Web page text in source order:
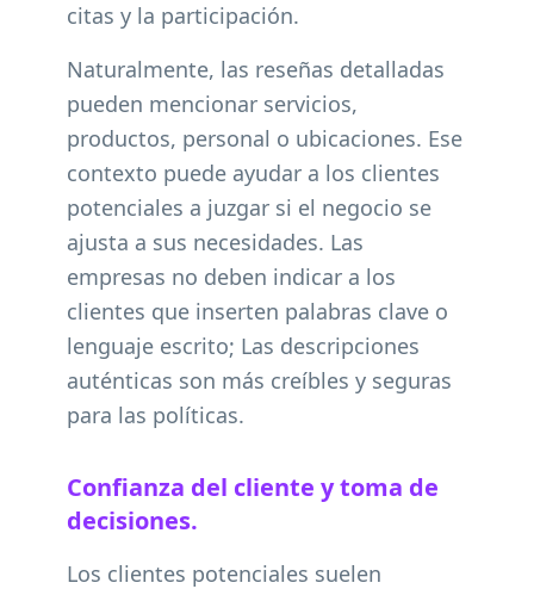
citas y la participación.
Naturalmente, las reseñas detalladas
pueden mencionar servicios,
productos, personal o ubicaciones. Ese
contexto puede ayudar a los clientes
potenciales a juzgar si el negocio se
ajusta a sus necesidades. Las
empresas no deben indicar a los
clientes que inserten palabras clave o
lenguaje escrito; Las descripciones
auténticas son más creíbles y seguras
para las políticas.
Confianza del cliente y toma de
decisiones.
Los clientes potenciales suelen